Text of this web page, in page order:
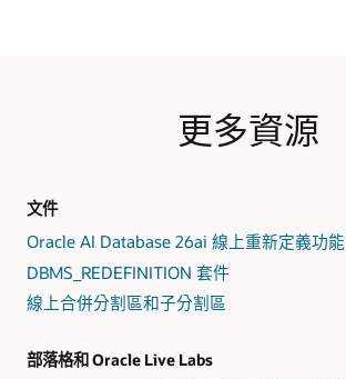
更多資源
文件
Oracle AI Database 26ai 線上重新定義功能
DBMS_REDEFINITION 套件
線上合併分割區和子分割區
部落格和 Oracle Live Labs